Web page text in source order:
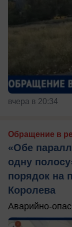
вчера в 20:34
Обращение в
«Обе
одну
порядок на
Королева
Аварийно-